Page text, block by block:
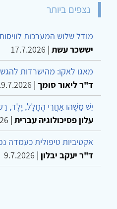
נצפים ביותר
מודל שלוש המערכות
יששכר עשת |
17.7.2026
מאגו לאקו: מהישרדות
ד"ר ליאור סומך |
יֵשׁ מַשֶּׁהוּ אַחֲרֵי הֶחָלָל, יֶלֶד,
עלון פסיכולוגיה עברית |
אקטיביות טיפולית כעמדה
ד"ר יעקב יבלון |
9.7.2026